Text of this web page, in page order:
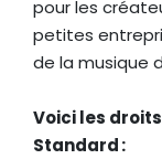
pour les
petites
de la musique
Voici les
Standard :